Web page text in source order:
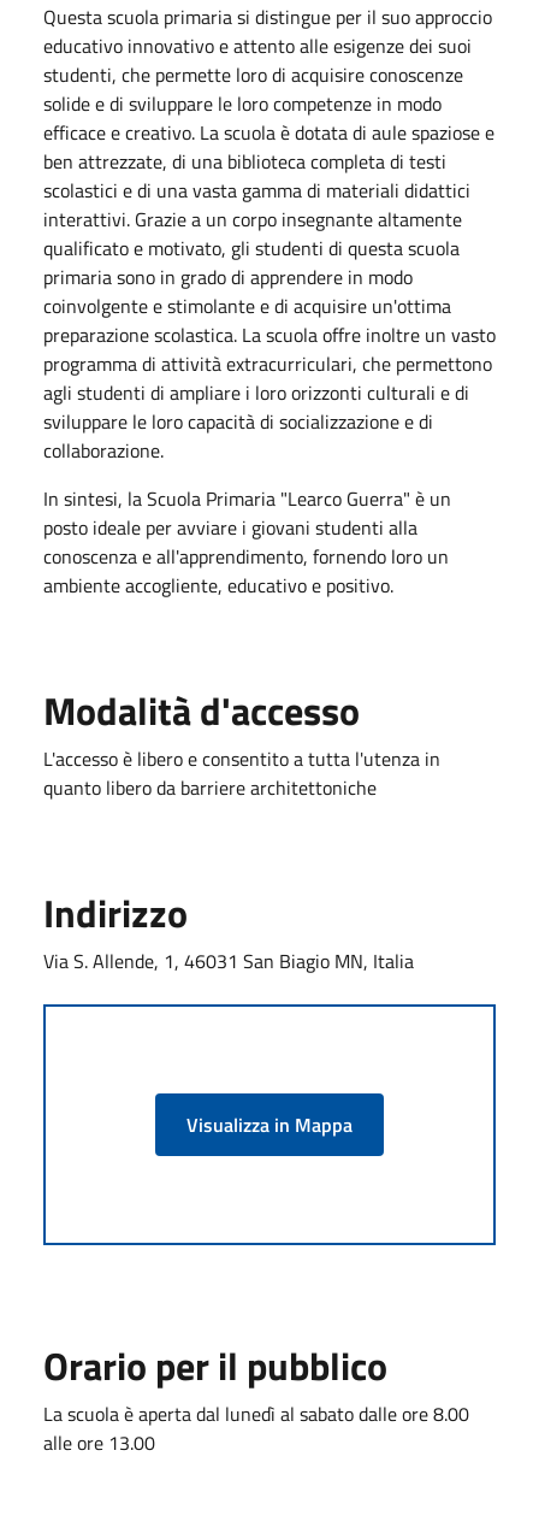
Questa scuola primaria si distingue per il suo approccio
educativo innovativo e attento alle esigenze dei suoi
studenti, che permette loro di acquisire conoscenze
solide e di sviluppare le loro competenze in modo
efficace e creativo. La scuola è dotata di aule spaziose e
ben attrezzate, di una biblioteca completa di testi
scolastici e di una vasta gamma di materiali didattici
interattivi. Grazie a un corpo insegnante altamente
qualificato e motivato, gli studenti di questa scuola
primaria sono in grado di apprendere in modo
coinvolgente e stimolante e di acquisire un'ottima
preparazione scolastica. La scuola offre inoltre un vasto
programma di attività extracurriculari, che permettono
agli studenti di ampliare i loro orizzonti culturali e di
sviluppare le loro capacità di socializzazione e di
collaborazione.
In sintesi, la Scuola Primaria "Learco Guerra" è un
posto ideale per avviare i giovani studenti alla
conoscenza e all'apprendimento, fornendo loro un
ambiente accogliente, educativo e positivo.
Modalità d'accesso
L'accesso è libero e consentito a tutta l'utenza in
quanto libero da barriere architettoniche
Indirizzo
Via S. Allende, 1, 46031 San Biagio MN, Italia
Visualizza in Mappa
Orario per il pubblico
La scuola è aperta dal lunedì al sabato dalle ore 8.00
alle ore 13.00